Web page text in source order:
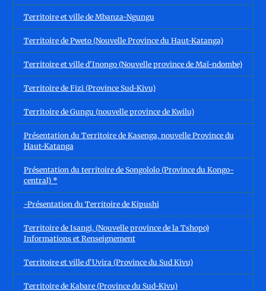
Territoire et ville de Mbanza-Ngungu
Territoire de Pweto (Nouvelle Province du Haut-Katanga)
Territoire et ville d'Inongo (Nouvelle province de Maï-ndombe)
Territoire de Fizi (Province Sud-Kivu)
Territoire de Gungu (nouvelle province de Kwilu)
Présentation du Territoire de Kasenga, nouvelle Province du
Haut-Katanga
Présentation du territoire de Songololo (Province du Kongo-
central) *
-Présentation du Territoire de Kipushi
Territoire de Isangi, (Nouvelle province de la Tshopo)
Informations et Renseignement
Territoire et ville d'Uvira (Province du Sud Kivu)
Territoire de Kabare (Province du Sud-Kivu)